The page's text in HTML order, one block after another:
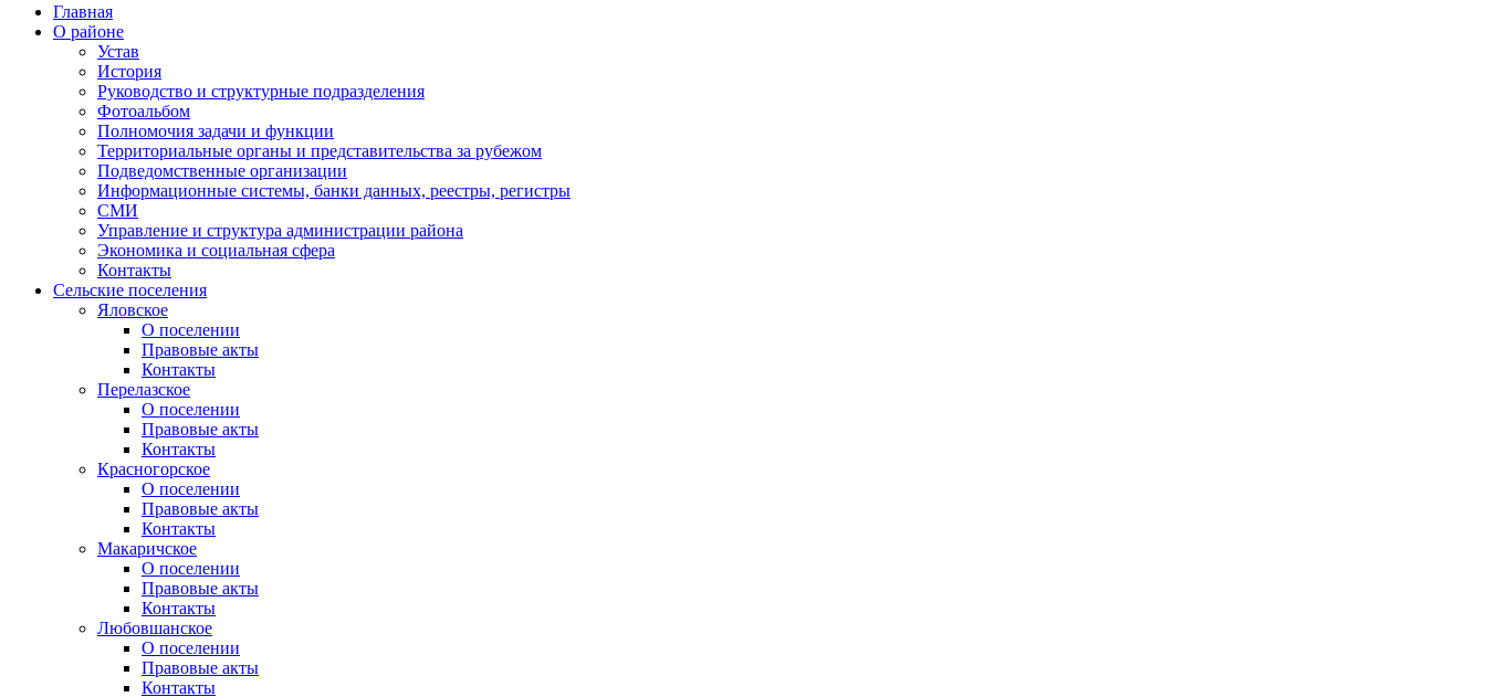
Главная
О районе
Устав
История
Руководство и структурные подразделения
Фотоальбом
Полномочия задачи и функции
Территориальные органы и представительства за рубежом
Подведомственные организации
Информационные системы, банки данных, реестры, регистры
СМИ
Управление и структура администрации района
Экономика и социальная сфера
Контакты
Сельские поселения
Яловское
О поселении
Правовые акты
Контакты
Перелазское
О поселении
Правовые акты
Контакты
Красногорское
О поселении
Правовые акты
Контакты
Макаричское
О поселении
Правовые акты
Контакты
Любовшанское
О поселении
Правовые акты
Контакты